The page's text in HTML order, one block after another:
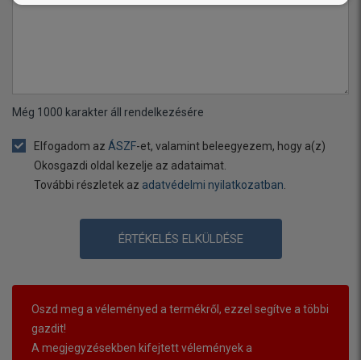
Még 1000 karakter áll rendelkezésére
Elfogadom az ÁSZF-et, valamint beleegyezem, hogy a(z)
Okosgazdi oldal kezelje az adataimat.
További részletek az adatvédelmi nyilatkozatban.
ÉRTÉKELÉS ELKÜLDÉSE
Oszd meg a véleményed a termékről, ezzel segítve a többi
gazdit!
A megjegyzésekben kifejtett vélemények a